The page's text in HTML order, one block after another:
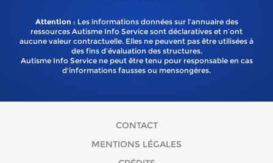
Attention : Les informations données sur l’annuaire des
ressources Autisme Info Service sont déclaratives et n’ont
aucune valeur contractuelle. Elles ne peuvent pas être utilisées à
des fins d’évaluation des structures.
Autisme Info Service ne peut être tenu pour responsable en cas
d'informations fausses ou mensongères.
CONTACT
MENTIONS LÉGALES